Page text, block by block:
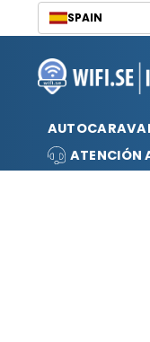
Saltar
al
contenido
SPAIN
ATENCIÓN